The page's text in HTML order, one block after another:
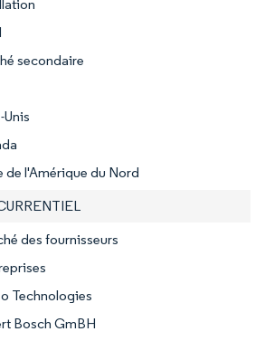
secondaire
Unis
de l'Amérique du Nord
des fournisseurs
Technologies
Bosch GmBH